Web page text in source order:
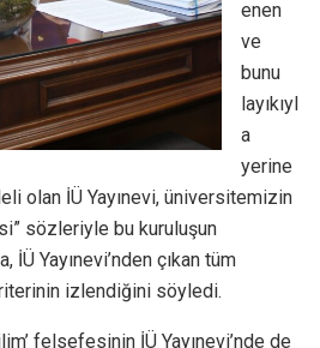
enen
ve
bunu
layıkıyl
a
yerine
olan İÜ Yayınevi, üniversitemizin
sözleriyle bu kuruluşun
İÜ Yayınevi’nden çıkan tüm
izlendiğini söyledi.
felsefesinin İÜ Yayınevi’nde de